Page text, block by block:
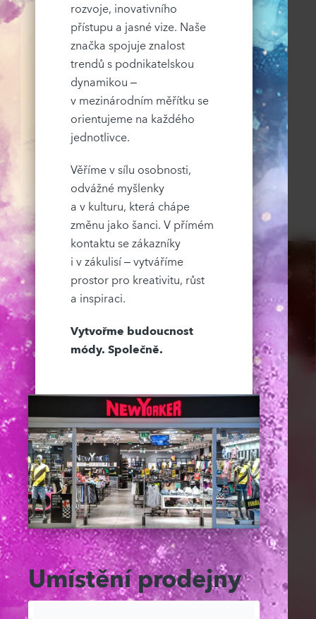
rozvoje, inovativního
přístupu a jasné vize. Naše
značka spojuje znalost
trendů s podnikatelskou
dynamikou –
v mezinárodním měřítku se
orientujeme na každého
jednotlivce.
Věříme v sílu osobnosti,
odvážné myšlenky
a v kulturu, která chápe
změnu jako šanci. V přímém
kontaktu se zákazníky
i v zákulisí – vytváříme
prostor pro kreativitu, růst
a inspiraci.
Vytvořme budoucnost
módy. Společně.
Umístění prodejny